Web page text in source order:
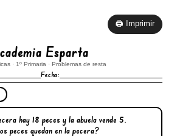
🖨 Imprimir
Esparta
· 1º Primaria · Problemas de resta
Fecha:
hay 18 peces y la abuela vende 5.
peces quedan en la pecera?